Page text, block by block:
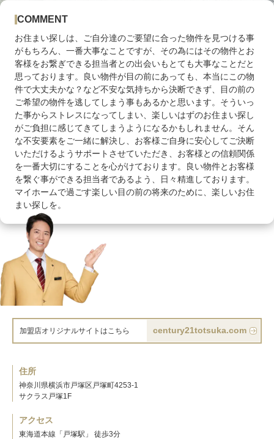
COMMENT
お住まい探しは、ご自分達のご要望に合った物件を見つける事
がもちろん、一番大事なことですが、その為にはその物件とお
客様をお繋ぎできる担当者との出会いもとても大事なことだと
思っております。良い物件が目の前にあっても、本当にこの物
件で大丈夫かな？など不安な気持ちから決断できず、目の前の
ご希望の物件を逃してしまう事もあるかと思います。そういっ
た事からストレスになってしまい、楽しいはずのお住まい探し
がご負担に感じてきてしまうようになるかもしれません。そん
な不安要素をご一緒に解決し、お客様ご自身に安心してご決断
いただけるようサポートさせていただき、お客様との信頼関係
を一番大切にすることを心がけております。良い物件とお客様
を繋ぐ事ができる担当者であるよう、日々精進しております。
マイホームで過ごす楽しい目の前の将来のために、楽しいお住
まい探しを。
加盟店オリジナルサイトはこちら century21totsuka.com
住所
神奈川県横浜市戸塚区戸塚町4253-1
サクラス戸塚1F
アクセス
東海道本線「戸塚駅」 徒歩3分